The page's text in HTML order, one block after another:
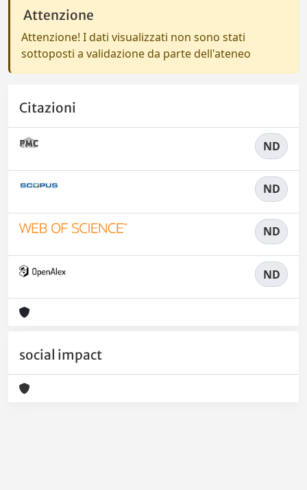
Attenzione
Attenzione! I dati visualizzati non sono stati
sottoposti a validazione da parte dell'ateneo
Citazioni
ND
ND
ND
ND
social impact